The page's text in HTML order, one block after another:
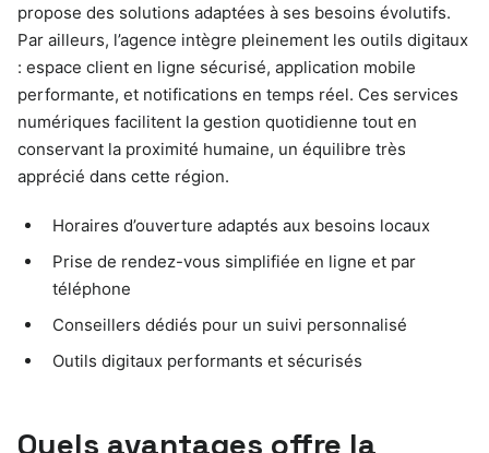
propose des solutions adaptées à ses besoins évolutifs.
Par ailleurs, l’agence intègre pleinement les outils digitaux
: espace client en ligne sécurisé, application mobile
performante, et notifications en temps réel. Ces services
numériques facilitent la gestion quotidienne tout en
conservant la proximité humaine, un équilibre très
apprécié dans cette région.
Horaires d’ouverture adaptés aux besoins locaux
Prise de rendez-vous simplifiée en ligne et par
téléphone
Conseillers dédiés pour un suivi personnalisé
Outils digitaux performants et sécurisés
Quels avantages offre la